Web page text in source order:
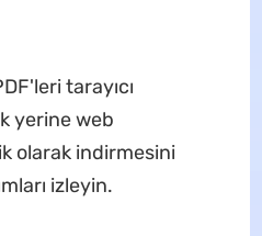
tarayıcı
yerine web
olarak indirmesini
izleyin.